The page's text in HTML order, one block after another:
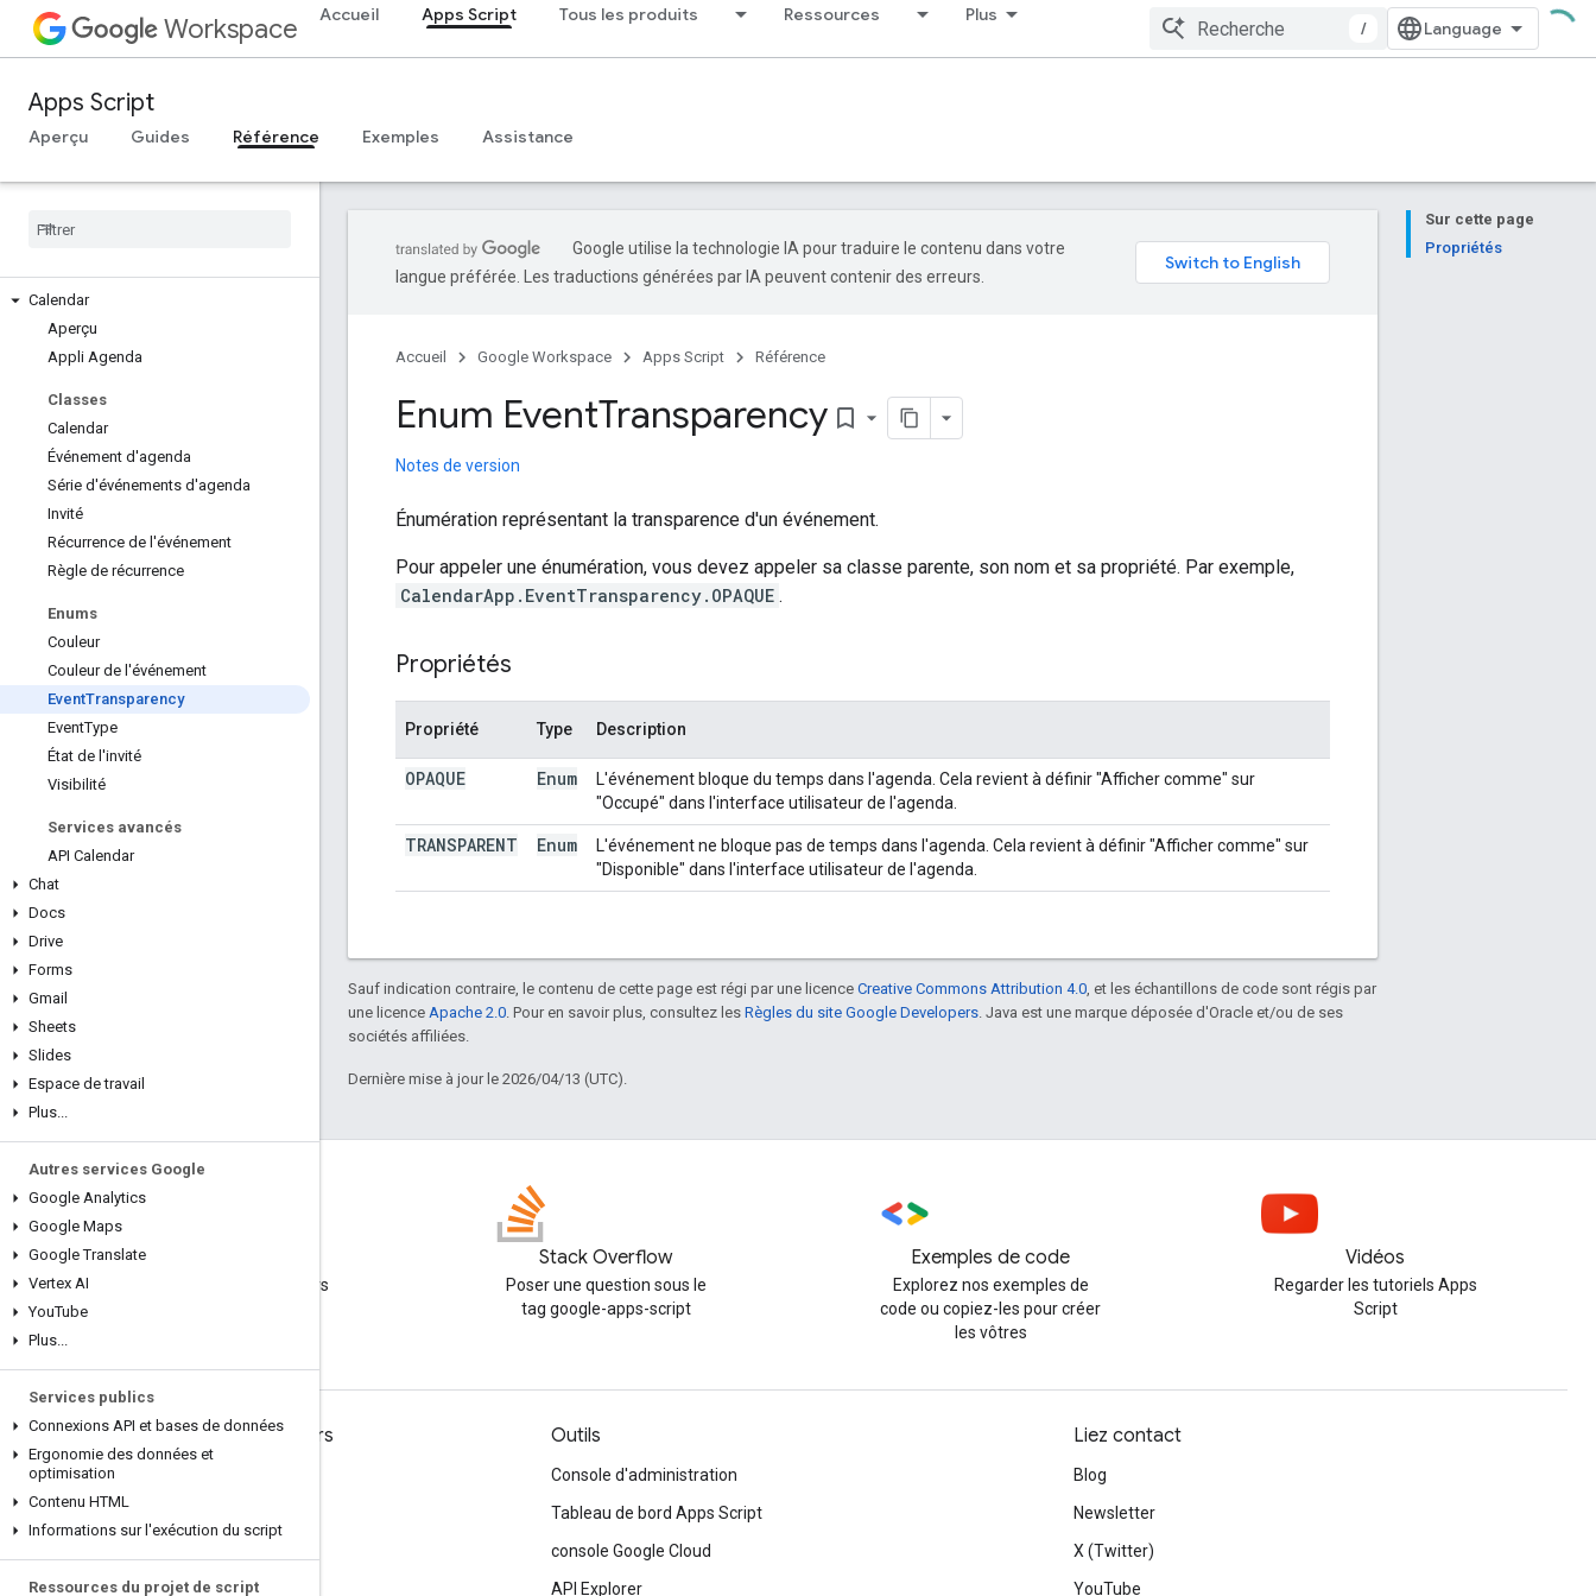
Workspace Accueil Apps Script Tous les produits Ressources Plus
/
Apps Script
Aperçu Guides Référence Exemples Assistance
Aperçu
Calendar
Aperçu
Appli Agenda
Classes
Calendar
Événement d'agenda
Série d'événements d'agenda
Invité
Récurrence de l'événement
Règle de récurrence
Enums
Couleur
Couleur de l'événement
EventTransparency
EventType
État de l'invité
Visibilité
Services avancés
API Calendar
Chat
Docs
Drive
Forms
Gmail
Sheets
Slides
Espace de travail
Plus...
Autres services Google
Google Analytics
Google Maps
Google Translate
Vertex AI
YouTube
Plus...
Services publics
Connexions API et bases de données
Ergonomie des données et
optimisation
Contenu HTML
Informations sur l'exécution du script
Ressources du projet de script
Sur cette page
Propriétés
Google utilise la technologie IA pour traduire le contenu dans votre
langue préférée. Les traductions générées par IA peuvent contenir des erreurs.
Accueil Google Workspace Apps Script Référence
Enum EventTransparency bookmark_border
Notes de version
Énumération représentant la transparence d'un événement.
Pour appeler une énumération, vous devez appeler sa classe parente, son nom et sa propriété. Par exemple,
CalendarApp.EventTransparency.OPAQUE .
Propriétés
Propriété Type Description
OPAQUE Enum
L'événement bloque du temps dans l'agenda. Cela revient à définir "Afficher comme" sur
"Occupé" dans l'interface utilisateur de l'agenda.
TRANSPARENT Enum
L'événement ne bloque pas de temps dans l'agenda. Cela revient à définir "Afficher comme" sur
"Disponible" dans l'interface utilisateur de l'agenda.
Sauf indication contraire, le contenu de cette page est régi par une licence Creative Commons Attribution 4.0 , et les échantillons de code sont régis par
une licence Apache 2.0 . Pour en savoir plus, consultez les Règles du site Google Developers . Java est une marque déposée d'Oracle et/ou de ses
sociétés affiliées.
Dernière mise à jour le 2026/04/13 (UTC).
Lire le blog des développeurs
Stack Overflow
Poser une question sous le
tag google-apps-script
Exemples de code
Explorez nos exemples de
code ou copiez-les pour créer
les vôtres
Vidéos
Regarder les tutoriels Apps
Script
Google Workspace for Developers
Présentation de la plate-forme
Produits pour les développeurs
Assistance réservée aux développeurs
Outils
Console d'administration
Tableau de bord Apps Script
console Google Cloud
API Explorer
Liez contact
Blog
Newsletter
X (Twitter)
YouTube